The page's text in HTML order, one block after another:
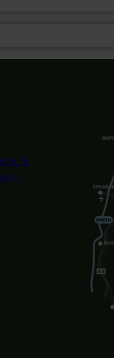
e. V.